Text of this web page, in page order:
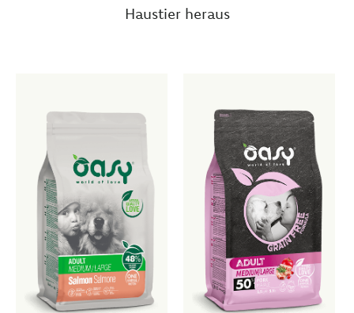
Haustier heraus